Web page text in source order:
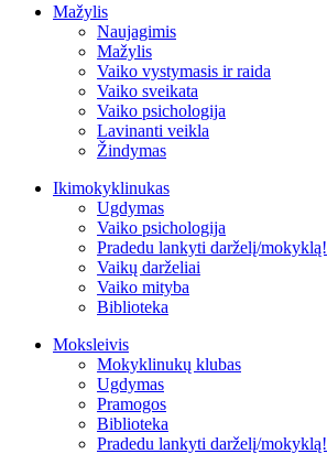
Mažylis
Naujagimis
Mažylis
Vaiko vystymasis ir raida
Vaiko sveikata
Vaiko psichologija
Lavinanti veikla
Žindymas
Ikimokyklinukas
Ugdymas
Vaiko psichologija
Pradedu lankyti darželį/mokyklą!
Vaikų darželiai
Vaiko mityba
Biblioteka
Moksleivis
Mokyklinukų klubas
Ugdymas
Pramogos
Biblioteka
Pradedu lankyti darželį/mokyklą!